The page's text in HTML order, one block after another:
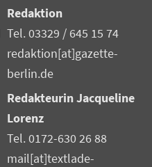
Redaktion
Tel. 03329 / 645 15 74
redaktion[at]gazette-
berlin.de
Redakteurin Jacqueline
Lorenz
Tel. 0172-630 26 88
mail[at]textlade-